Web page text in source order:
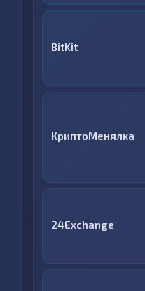
BitKit
КриптоМенялка
24Exchange